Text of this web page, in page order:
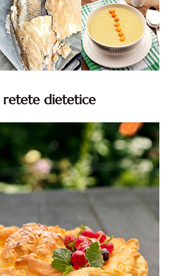
dietetice
dietetice. 100 Retete mancare
pentru dieta.